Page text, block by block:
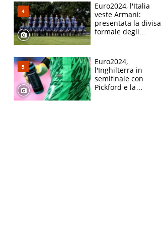
Euro2024, l'Italia
veste Armani:
presentata la divisa
formale degli
Germania
Euro2024,
l'Inghilterra in
semifinale con
Pickford e la